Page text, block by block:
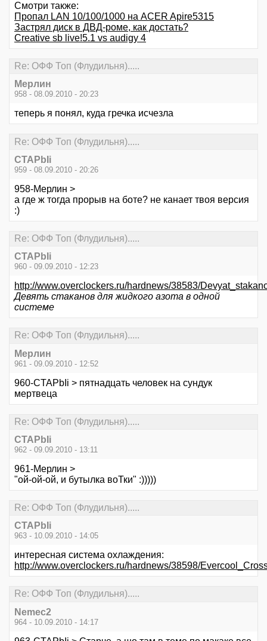
Смотри также:
Пропал LAN 10/100/1000 на ACER Apire5315
Застрял диск в ДВД-роме, как достать?
Creative sb live!5.1 vs audigy 4
Re: ОФФ Топ (Флудильня).....
Мерлин
958 - 08.09.2010 - 20:23
теперь я понял, куда гречка исчезла
Re: ОФФ Топ (Флудильня).....
CTAPbIi
959 - 08.09.2010 - 20:26
958-Мерлин >
а где ж тогда прорыв на боте? не канает твоя версия
:)
Re: ОФФ Топ (Флудильня).....
CTAPbIi
960 - 09.09.2010 - 12:23
http://www.overclockers.ru/hardnews/38583/
Девять стаканов для жидкого азота в одной
системе
Re: ОФФ Топ (Флудильня).....
Мерлин
961 - 09.09.2010 - 12:52
960-CTAPbIi > пятнадцать человек на сундук
мертвеца
Re: ОФФ Топ (Флудильня).....
CTAPbIi
962 - 09.09.2010 - 13:11
961-Мерлин >
"ой-ой-ой, и бутылка воТки" :)))))
Re: ОФФ Топ (Флудильня).....
CTAPbIi
963 - 10.09.2010 - 14:05
интересная система охлаждения:
http://www.overclockers.ru/hardnews/38598/
Re: ОФФ Топ (Флудильня).....
Nemec2
964 - 10.09.2010 - 14:17